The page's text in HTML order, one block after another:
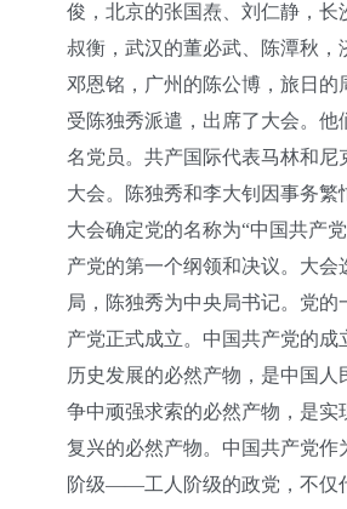
俊，北京的张国焘、刘仁静，长
叔衡，武汉的董必武、陈潭秋，
邓恩铭，广州的陈公博，旅日的
受陈独秀派遣，出席了大会。他
名党员。共产国际代表马林和尼
大会。陈独秀和李大钊因事务繁
大会确定党的名称为“中国共产
产党的第一个纲领和决议。大会
局，陈独秀为中央局书记。党的
产党正式成立。中国共产党的成
历史发展的必然产物，是中国人
争中顽强求索的必然产物，是实
复兴的必然产物。中国共产党作
阶级——工人阶级的政党，不仅